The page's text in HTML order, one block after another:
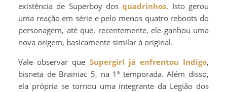
existência de Superboy dosquadrinhos. Isto gerou
uma reação em série e pelo menos quatro reboots do
personagem, até que, recentemente, ele ganhou uma
nova origem, basicamente similar à original.
Vale observar que Supergirl já enfrentou Indigo,
bisneta de Brainiac 5, na 1ª temporada. Além disso,
ela própria se tornou uma integrante da Legião dos